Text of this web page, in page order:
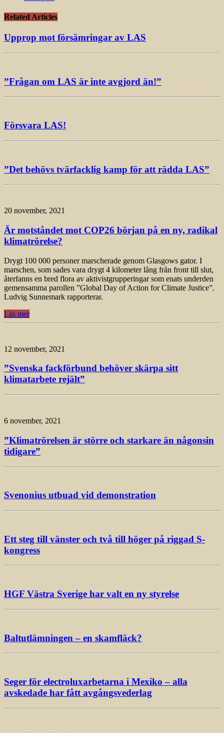
Related Articles
Upprop mot försämringar av LAS
”Frågan om LAS är inte avgjord än!”
Försvara LAS!
”Det behövs tvärfacklig kamp för att rädda LAS”
20 november, 2021
Är motståndet mot COP26 början på en ny, radikal
klimatrörelse?
Drygt 100 000 personer marscherade genom Glasgows gator. I
marschen, som sades vara drygt 4 kilometer lång från front till slut,
återfanns en bred flora av aktivistgrupperingar som enats underden
gemensamma parollen ”Global Day of Action for Climate Justice”.
Ludvig Sunnemark rapporterar.
Läs mer
12 november, 2021
”Svenska fackförbund behöver skärpa sitt
klimatarbete rejält”
6 november, 2021
”Klimatrörelsen är större och starkare än någonsin
tidigare”
Svenonius utbuad vid demonstration
Ett steg till vänster och två till höger på riggad S-
kongress
HGF Västra Sverige har valt en ny styrelse
Baltutlämningen – en skamfläck?
Seger för electroluxarbetarna i Mexiko – alla
avskedade har fått avgångsvederlag